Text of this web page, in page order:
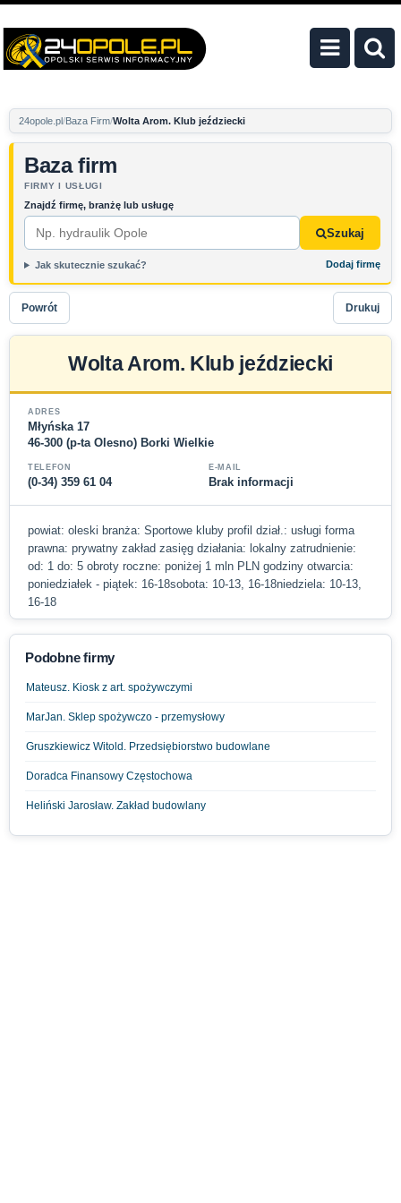
24opole.pl Baza Firm Wolta Arom. Klub jeździecki
Baza firm
FIRMY I USŁUGI
Znajdź firmę, branżę lub usługę
Szukaj
Jak skutecznie szukać? Dodaj firmę
Powrót Drukuj
Wolta Arom. Klub jeździecki
ADRES
Młyńska 17
46-300 (p-ta Olesno) Borki Wielkie
TELEFON
(0-34) 359 61 04
E-MAIL
Brak informacji
powiat: oleski branża: Sportowe kluby profil dział.: usługi forma
prawna: prywatny zakład zasięg działania: lokalny zatrudnienie:
od: 1 do: 5 obroty roczne: poniżej 1 mln PLN godziny otwarcia:
poniedziałek - piątek: 16-18sobota: 10-13, 16-18niedziela: 10-13,
16-18
Podobne firmy
Mateusz. Kiosk z art. spożywczymi
MarJan. Sklep spożywczo - przemysłowy
Gruszkiewicz Witold. Przedsiębiorstwo budowlane
Doradca Finansowy Częstochowa
Heliński Jarosław. Zakład budowlany